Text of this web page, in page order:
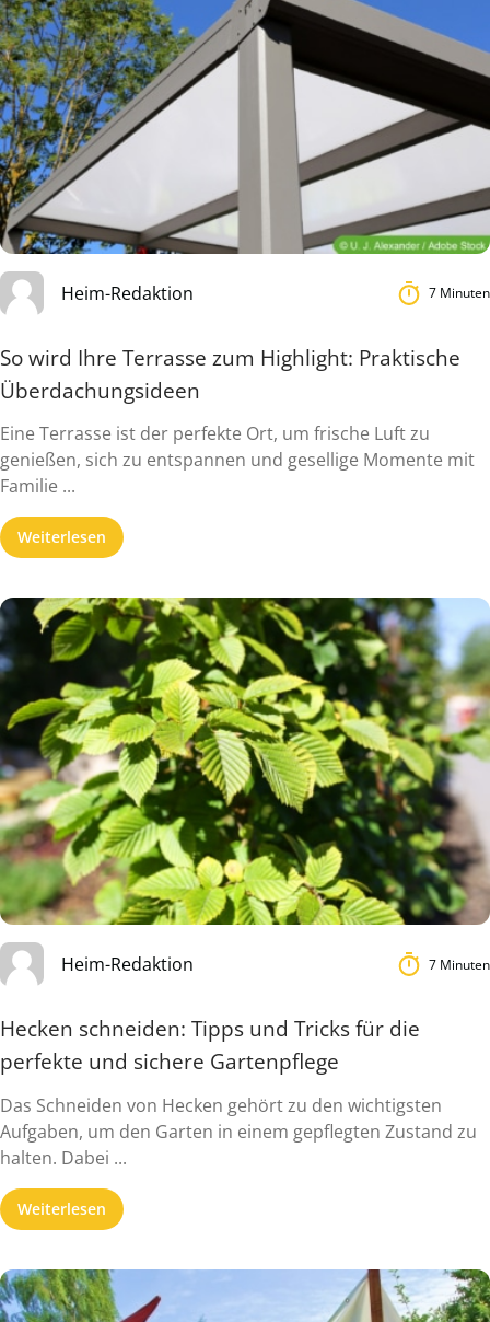
Heim-Redaktion 7 Minuten
So wird Ihre Terrasse zum Highlight: Praktische
Überdachungsideen
Eine Terrasse ist der perfekte Ort, um frische Luft zu
genießen, sich zu entspannen und gesellige Momente mit
Familie ...
Weiterlesen
Heim-Redaktion 7 Minuten
Hecken schneiden: Tipps und Tricks für die
perfekte und sichere Gartenpflege
Das Schneiden von Hecken gehört zu den wichtigsten
Aufgaben, um den Garten in einem gepflegten Zustand zu
halten. Dabei ...
Weiterlesen